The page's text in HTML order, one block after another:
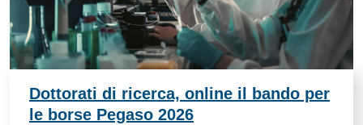
Dottorati di ricerca, online il bando per
le borse Pegaso 2026